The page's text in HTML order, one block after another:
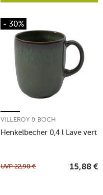
- 30%
Henkelbecher 0,4 l Lave vert
VILLEROY & BOCH
UVP22,90 € 15,88 €